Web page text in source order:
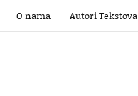
O nama Autori Tekstova